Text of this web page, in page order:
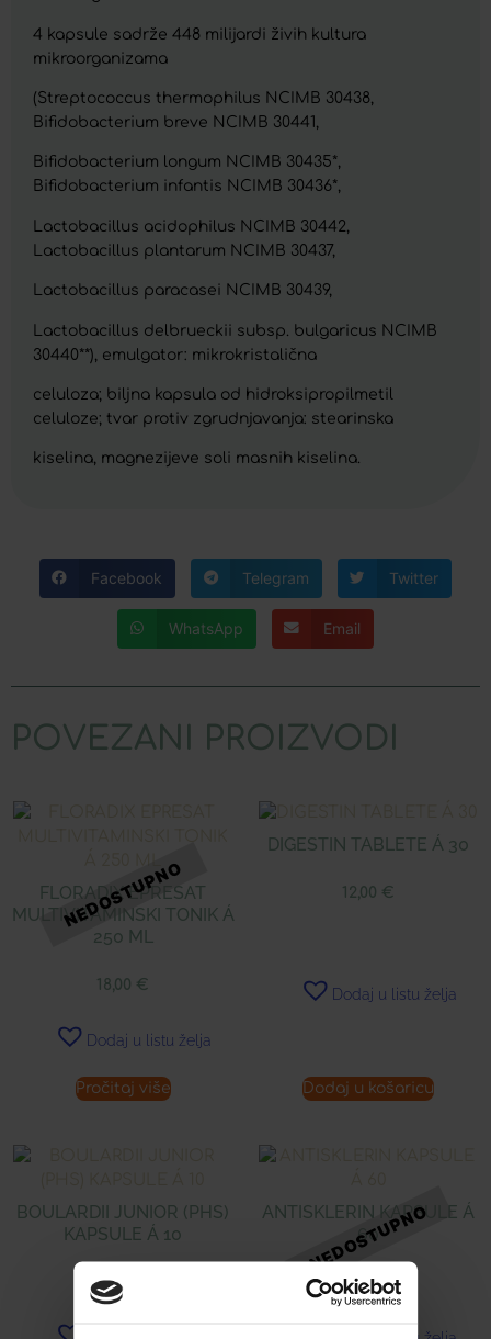
4 kapsule sadrže 448 milijardi živih kultura
mikroorganizama
(Streptococcus thermophilus NCIMB 30438,
Bifidobacterium breve NCIMB 30441,
Bifidobacterium longum NCIMB 30435*,
Bifidobacterium infantis NCIMB 30436*,
Lactobacillus acidophilus NCIMB 30442,
Lactobacillus plantarum NCIMB 30437,
Lactobacillus paracasei NCIMB 30439,
Lactobacillus delbrueckii subsp. bulgaricus NCIMB
30440**), emulgator: mikrokristalična
celuloza; biljna kapsula od hidroksipropilmetil
celuloze; tvar protiv zgrudnjavanja: stearinska
kiselina, magnezijeve soli masnih kiselina.
Facebook Telegram Twitter
WhatsApp Email
POVEZANI PROIZVODI
FLORADIX EPRESAT
MULTIVITAMINSKI TONIK Á
250 ML
18,00 €
Dodaj u listu želja
Pročitaj više
DIGESTIN TABLETE Á 30
12,00 €
Dodaj u listu želja
Dodaj u košaricu
BOULARDII JUNIOR (PHS)
KAPSULE Á 10
8,99
ANTISKLERIN KAPSULE Á
60
14,00€